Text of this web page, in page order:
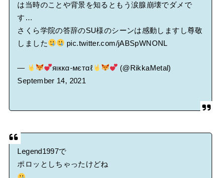
は当時のことや背景を知るともう涙腺崩壊でダメで
す…
さくら学院の答辞のSU様のシーンは感動しますし尊敬
しました
pic.twitter.com/jABSpWNONL
— яιккα-мєтαℓ
(@RikkaMetal)
September 14, 2021
Legend1997で
ポロッとしちゃったけどね